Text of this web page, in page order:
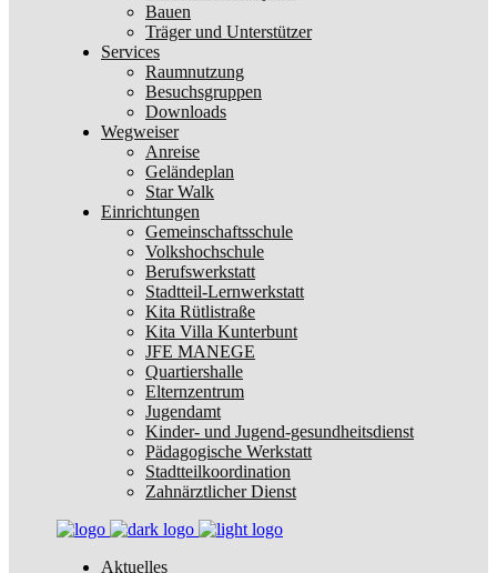
Bauen
Träger und Unterstützer
Services
Raumnutzung
Besuchsgruppen
Downloads
Wegweiser
Anreise
Geländeplan
Star Walk
Einrichtungen
Gemeinschaftsschule
Volkshochschule
Berufswerkstatt
Stadtteil-Lernwerkstatt
Kita Rütlistraße
Kita Villa Kunterbunt
JFE MANEGE
Quartiershalle
Elternzentrum
Jugendamt
Kinder- und Jugend-gesundheitsdienst
Pädagogische Werkstatt
Stadtteilkoordination
Zahnärztlicher Dienst
Aktuelles